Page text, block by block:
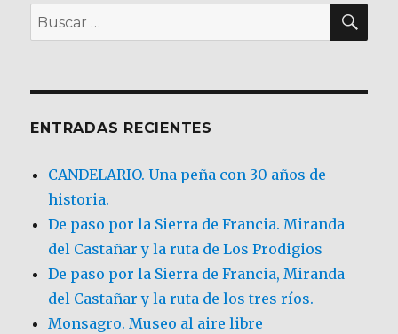
Buscar
por:
ENTRADAS RECIENTES
CANDELARIO. Una peña con 30 años de
historia.
De paso por la Sierra de Francia. Miranda
del Castañar y la ruta de Los Prodigios
De paso por la Sierra de Francia, Miranda
del Castañar y la ruta de los tres ríos.
Monsagro. Museo al aire libre